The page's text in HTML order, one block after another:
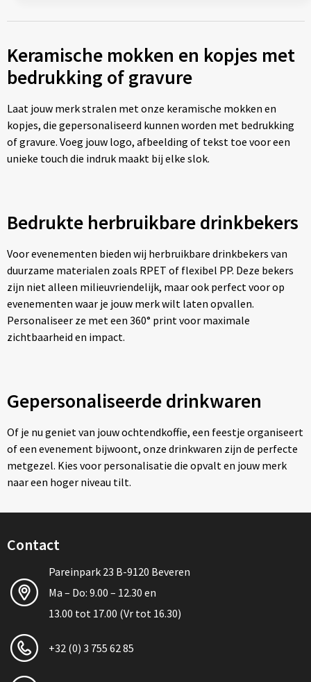
Keramische mokken en kopjes met
bedrukking of gravure
Laat jouw merk stralen met onze keramische mokken en
kopjes, die gepersonaliseerd kunnen worden met bedrukking
of gravure. Voeg jouw logo, afbeelding of tekst toe voor een
unieke touch die indruk maakt bij elke slok.
Bedrukte herbruikbare drinkbekers
Voor evenementen bieden wij herbruikbare drinkbekers van
duurzame materialen zoals RPET of flexibel PP. Deze bekers
zijn niet alleen milieuvriendelijk, maar ook perfect voor op
evenementen waar je jouw merk wilt laten opvallen.
Personaliseer ze met een 360° print voor maximale
zichtbaarheid en impact.
Gepersonaliseerde drinkwaren
Of je nu geniet van jouw ochtendkoffie, een feestje organiseert
of een evenement bijwoont, onze drinkwaren zijn de perfecte
metgezel. Kies voor personalisatie die opvalt en jouw merk
naar een hoger niveau tilt.
Contact
Pareinpark 23 B-9120 Beveren
Ma – Do: 9.00 – 12.30 en
13.00 tot 17.00 (Vr tot 16.30)
+32 (0) 3 755 62 85